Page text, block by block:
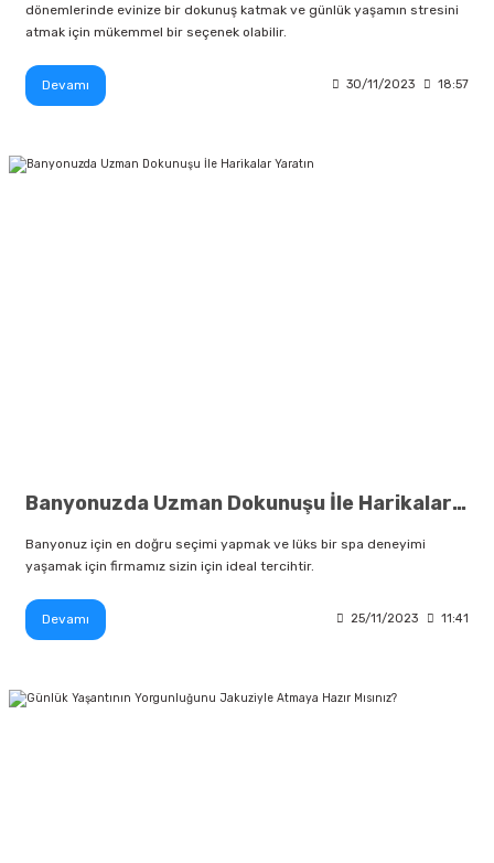
dönemlerinde evinize bir dokunuş katmak ve günlük yaşamın stresini
atmak için mükemmel bir seçenek olabilir.
Devamı 30/11/2023 18:57
Banyonuzda Uzman Dokunuşu İle Harikalar Yaratın
Banyonuz için en doğru seçimi yapmak ve lüks bir spa deneyimi
yaşamak için firmamız sizin için ideal tercihtir.
Devamı 25/11/2023 11:41